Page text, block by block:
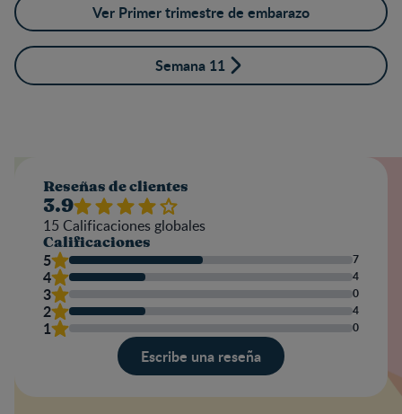
Ver Primer trimestre de embarazo
Semana 11
Reseñas de clientes
3.9
15 Calificaciones globales
Calificaciones
5 7
4 4
3 0
2 4
1 0
Escribe una reseña